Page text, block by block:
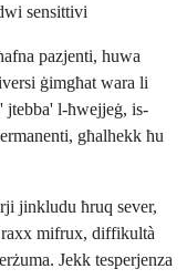
sensittivi
pazjenti, huwa
ġimgħat wara li
jtebba' l-ħwejjeġ, is-
għalhekk ħu
jinkludu ħruq sever,
mifrux, diffikultà
Jekk tesperjenza